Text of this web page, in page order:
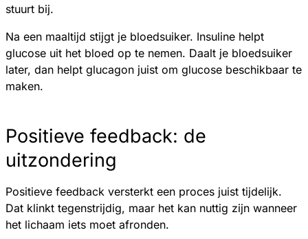
stuurt bij.
Na een maaltijd stijgt je bloedsuiker. Insuline helpt
glucose uit het bloed op te nemen. Daalt je bloedsuiker
later, dan helpt glucagon juist om glucose beschikbaar te
maken.
Positieve feedback: de
uitzondering
Positieve feedback versterkt een proces juist tijdelijk.
Dat klinkt tegenstrijdig, maar het kan nuttig zijn wanneer
het lichaam iets moet afronden.